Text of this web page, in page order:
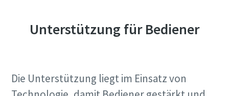
Unterstützung für Bediener
Die Unterstützung liegt im Einsatz von